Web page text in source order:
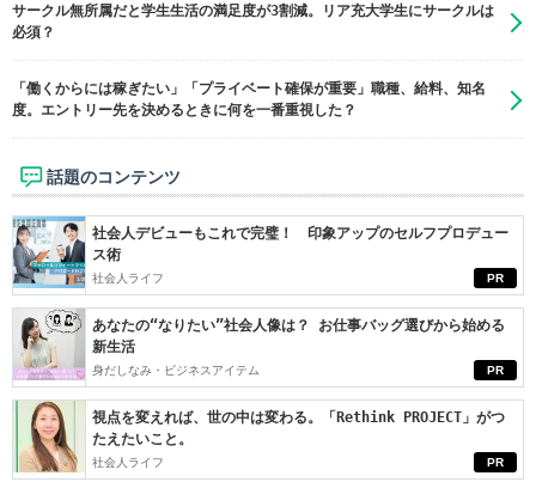
サークル無所属だと学生生活の満足度が3割減。リア充大学生にサークルは
必須？
「働くからには稼ぎたい」「プライベート確保が重要」職種、給料、知名
度。エントリー先を決めるときに何を一番重視した？
話題のコンテンツ
PR
社会人デビューもこれで完璧！ 印象アップのセルフプロデュー
ス術
社会人ライフ
PR
あなたの“なりたい”社会人像は？ お仕事バッグ選びから始める
新生活
身だしなみ・ビジネスアイテム
PR
視点を変えれば、世の中は変わる。「Rethink PROJECT」がつ
たえたいこと。
社会人ライフ